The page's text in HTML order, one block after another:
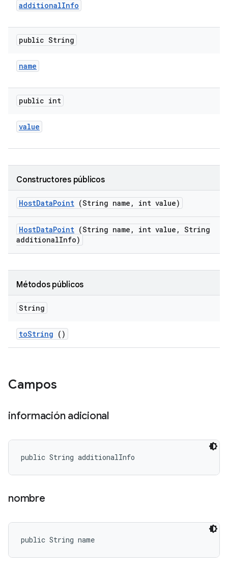
additionalInfo
public String
name
public int
value
Constructores públicos
HostDataPoint (String name , int value)
HostDataPoint (String name , int value , String
additionalInfo)
Métodos públicos
String
toString ()
Campos
información adicional
public String additionalInfo
nombre
public String name